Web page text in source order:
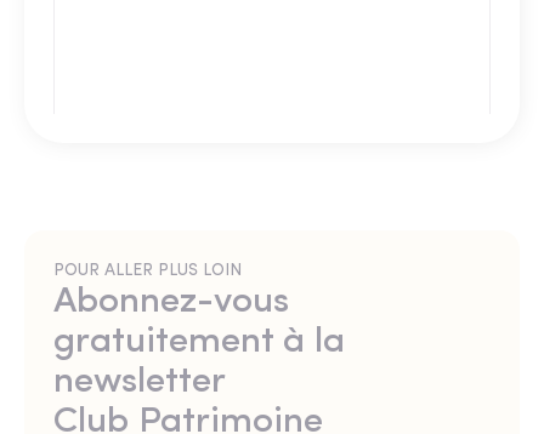
POUR ALLER PLUS LOIN
Abonnez-vous
gratuitement à la
newsletter
Club Patrimoine